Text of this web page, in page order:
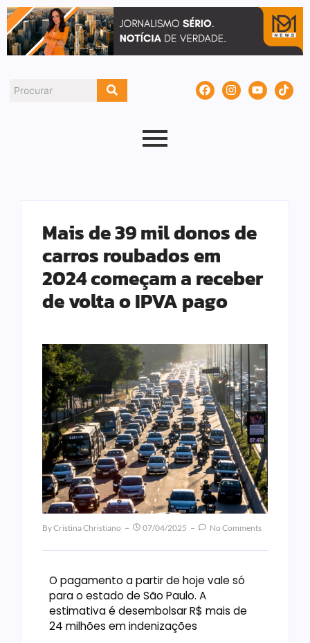
Mais de 39 mil donos de
carros roubados em
2024 começam a receber
de volta o IPVA pago
ByCristina Christiano 07/04/2025 No Comments
O pagamento a partir de hoje vale só
para o estado de São Paulo. A
estimativa é desembolsar R$ mais de
24 milhões em indenizações